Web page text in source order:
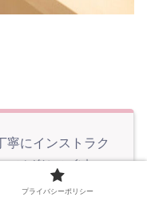
寧にインストラク
ても楽しか参加で
愛くて綺麗でし
プライバシーポリシー